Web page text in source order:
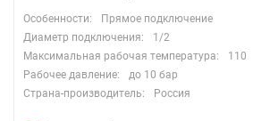
Особенности:
Прямое подключение
Диаметр подключения:
1/2
Максимальная рабочая температура:
110
Рабочее давление:
до 10 бар
Страна-производитель:
Россия